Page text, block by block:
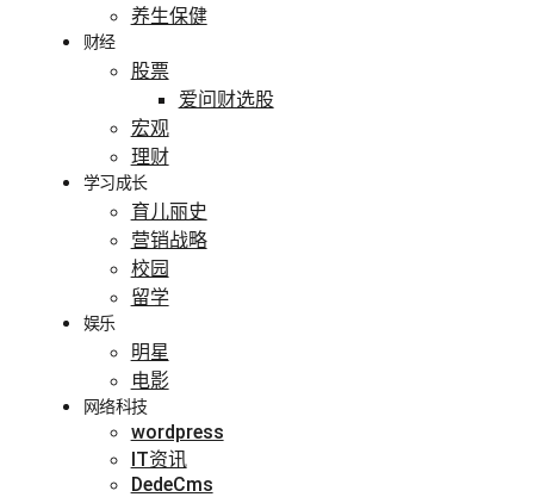
养生保健
财经
股票
爱问财选股
宏观
理财
学习成长
育儿丽史
营销战略
校园
留学
娱乐
明星
电影
网络科技
wordpress
IT资讯
DedeCms